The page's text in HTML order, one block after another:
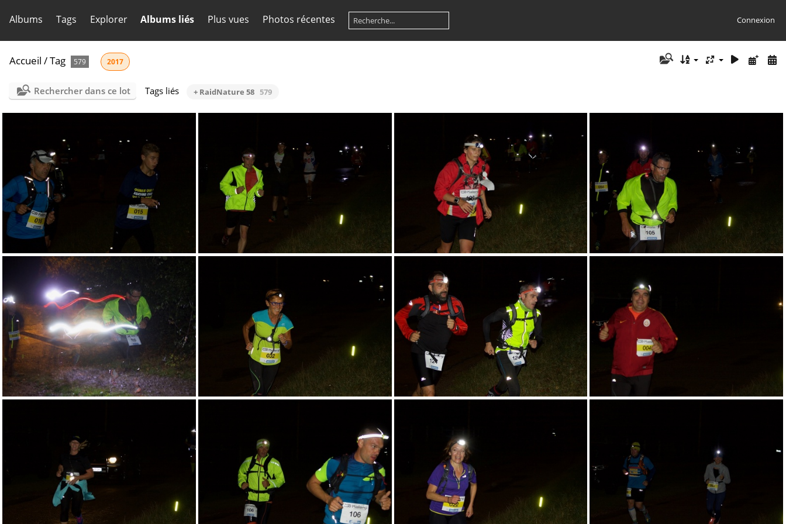
Albums Tags Explorer Albums liés Plus vues Photos récentes Connexion
Accueil /Tag 579 2017
Rechercher dans ce lot Tags liés + RaidNature 58 579
RN58-17-S-TN- - 31 RN58-17-S-TN- - 32 RN58-17-S-TN- - 33
RN58-17-S-TN- - 35 RN58-17-S-TN- - 36 RN58-17-S-TN- - 37 RN58-17-S-TN- - 38